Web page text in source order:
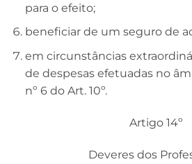
para o efeito;
beneficiar de um seguro de
em circunstâncias
de despesas efetuadas no
nº 6 do Art. 10º.
Artigo 14º
Deveres dos